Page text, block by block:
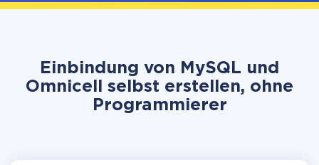
Einbindung von MySQL und
Omnicell selbst erstellen, ohne
Programmierer